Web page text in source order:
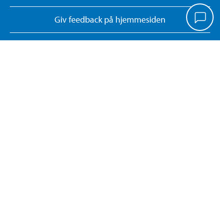
Giv feedback på hjemmesiden